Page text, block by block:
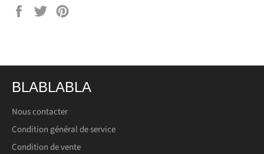
Partager
sur
Tweeter
sur
BLABLABLA
Nous contacter
Condition général de service
Condition de vente